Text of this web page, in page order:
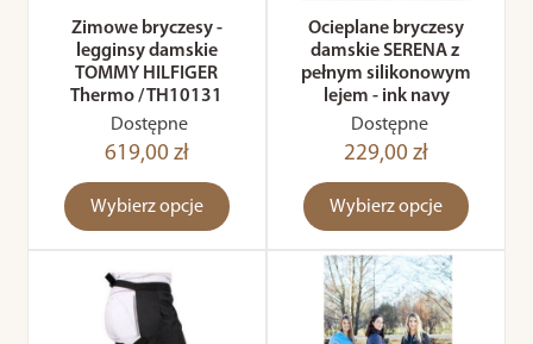
Zimowe bryczesy -
legginsy damskie
TOMMY HILFIGER
Thermo / TH10131
Dostępne
619,00 zł
Wybierz opcje
Ocieplane bryczesy
damskie SERENA z
pełnym silikonowym
lejem - ink navy
Dostępne
229,00 zł
Wybierz opcje